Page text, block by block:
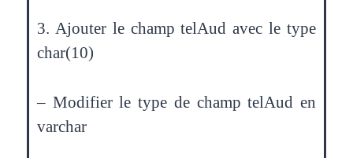
3. Ajouter le champ telAud avec le type
char(10)
– Modifier le type de champ telAud en
varchar